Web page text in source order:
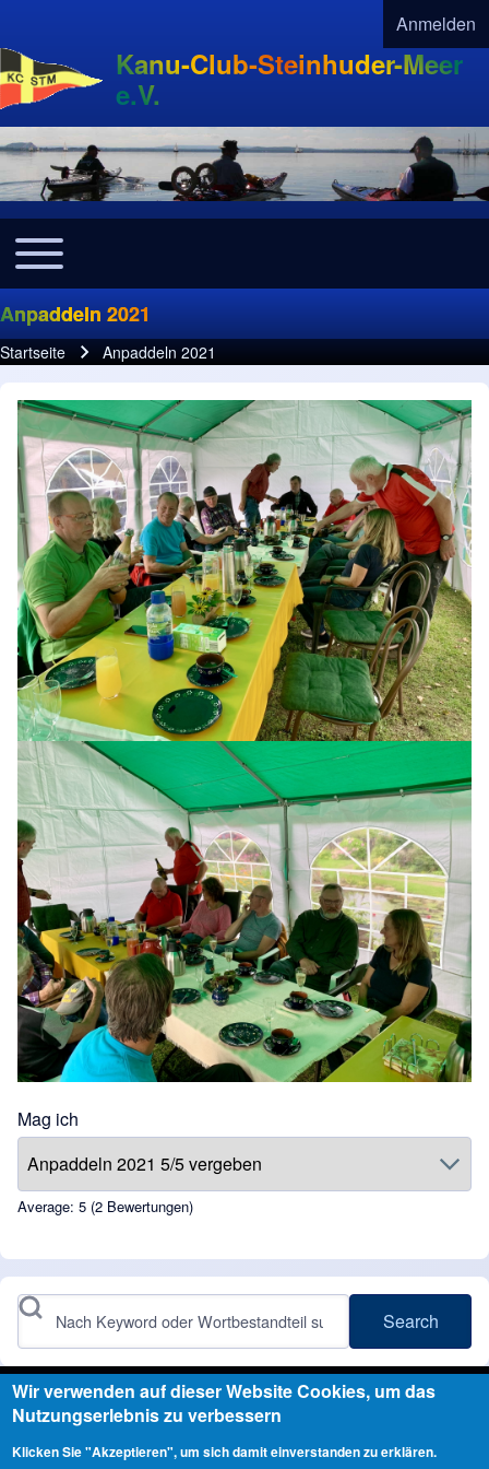
User
Anmelden
Kanu-Club-Steinhuder-Meer
e.V.
Navigation
Toggle main menu
Anpaddeln 2021
Pfadnavigation
Startseite Anpaddeln 2021
Mag ich
Average: 5 (2 Bewertungen)
Search
Angetrieben durch Drupal
Wir verwenden auf dieser Website Cookies, um das
Nutzungserlebnis zu verbessern
Klicken Sie "Akzeptieren", um sich damit einverstanden zu erklären.